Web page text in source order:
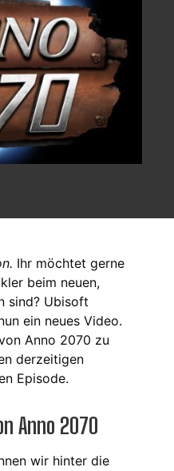
Ihr möchtet gerne
beim neuen,
sind? Ubisoft
ein neues Video.
Anno 2070 zu
derzeitigen
Episode.
Anno 2070
wir hinter die